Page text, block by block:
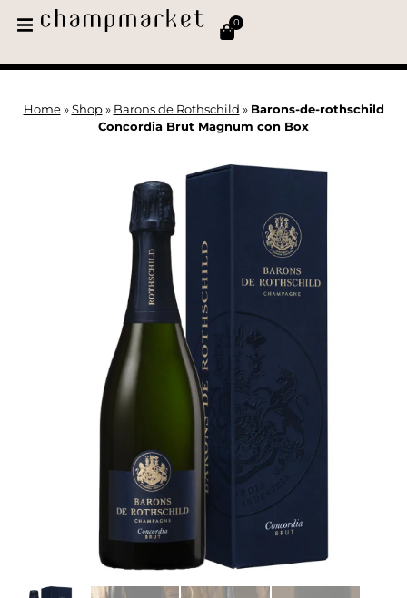
0
Home» Shop» Barons de Rothschild » Barons-de-rothschild
Concordia Brut Magnum con Box